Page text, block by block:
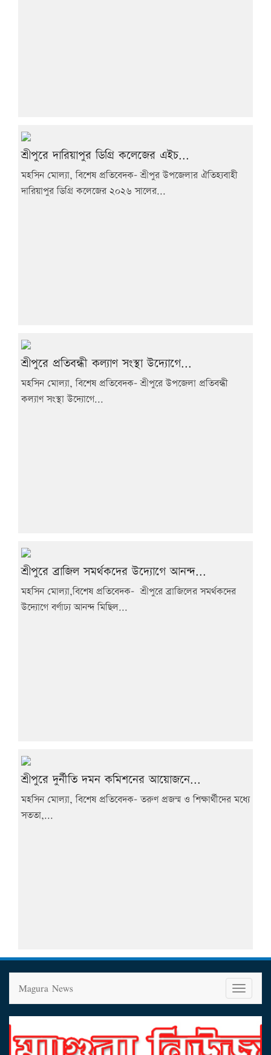
শ্রীপুরে দারিয়াপুর ডিগ্রি কলেজের এইচ...
মহসিন মোল্যা, বিশেষ প্রতিবেদক- শ্রীপুর উপজেলার ঐতিহ্যবাহী
দারিয়াপুর ডিগ্রি কলেজের ২০২৬ সালের...
শ্রীপুরে প্রতিবন্ধী কল্যাণ সংস্থা উদ্যোগে...
মহসিন মোল্যা, বিশেষ প্রতিবেদক- শ্রীপুরে উপজেলা প্রতিবন্ধী
কল্যাণ সংস্থা উদ্যোগে...
শ্রীপুরে ব্রাজিল সমর্থকদের উদ্যোগে আনন্দ...
মহসিন মোল্যা,বিশেষ প্রতিবেদক- শ্রীপুরে ব্রাজিলের সমর্থকদের
উদ্যোগে বর্ণাঢ্য আনন্দ মিছিল...
শ্রীপুরে দুর্নীতি দমন কমিশনের আয়োজনে...
মহসিন মোল্যা, বিশেষ প্রতিবেদক- তরুণ প্রজন্ম ও শিক্ষার্থীদের মধ্যে
সততা,...
T
o
g
g
l
g
a
t
i
o
Magura News